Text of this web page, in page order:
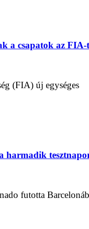
a csapatok az FIA-
(FIA) új egységes
harmadik
futotta